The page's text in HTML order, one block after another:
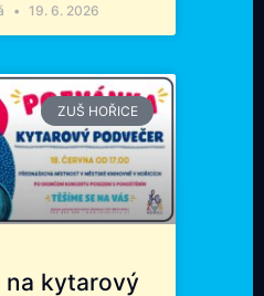
19. 6. 2026
ZUŠ HOŘICE
na kytarový